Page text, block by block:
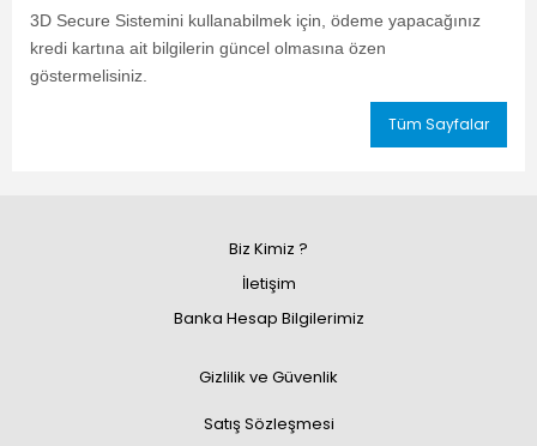
3D Secure Sistemini kullanabilmek için, ödeme yapacağınız
kredi kartına ait bilgilerin güncel olmasına özen
göstermelisiniz.
Tüm Sayfalar
Biz Kimiz ?
İletişim
Banka Hesap Bilgilerimiz
Gizlilik ve Güvenlik
Satış Sözleşmesi